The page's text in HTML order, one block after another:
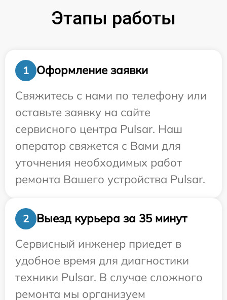
Этапы работы
1
Оформление заявки
Свяжитесь с нами по телефону или
оставьте заявку на сайте
сервисного центра Pulsar. Наш
оператор свяжется с Вами для
уточнения необходимых работ
ремонта Вашего устройства Pulsar.
2
Выезд курьера за 35 минут
Сервисный инженер приедет в
удобное время для диагностики
техники Pulsar. В случае сложного
ремонта мы организуем